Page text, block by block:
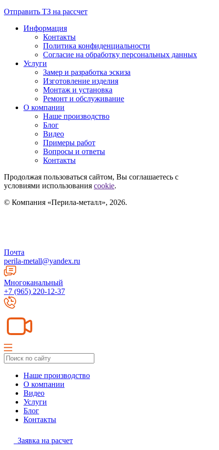
Отправить ТЗ на рассчет
Информация
Контакты
Политика конфиденциальности
Согласие на обработку персональных данных
Услуги
Замер и разработка эскиза
Изготовление изделия
Монтаж и установка
Ремонт и обслуживание
О компании
Наше производство
Блог
Видео
Примеры работ
Вопросы и ответы
Контакты
Продолжая пользоваться сайтом, Вы соглашаетесь с
условиями использования cookie.
© Компания «Перила-металл», 2026.
Почта
perila-metall@yandex.ru
Многоканальный
+7 (965) 220-12-37
Наше производство
О компании
Видео
Услуги
Блог
Контакты
Заявка на расчет